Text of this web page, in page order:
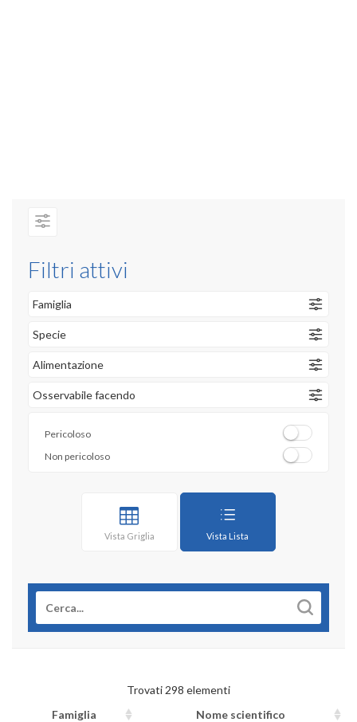
Famiglia
Specie
Alimentazione
Osservabile facendo
Pericoloso
Non pericoloso
Filtri attivi
Vista Griglia Vista Lista
Trovati 298 elementi
Famiglia
Nome scientifico